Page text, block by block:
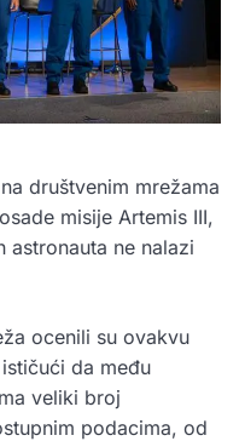
društvenim mrežama
misije Artemis III,
astronauta ne nalazi
ocenili su ovakvu
da među
veliki broj
podacima, od